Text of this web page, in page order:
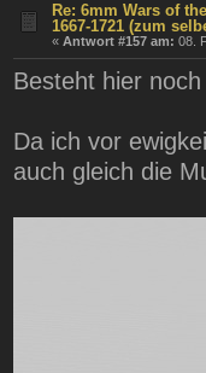
Re: 6mm Wars of
1667-1721 (zum
«Antwort #157 am: 08.
Besteht hier
Da ich vor
auch gleich die